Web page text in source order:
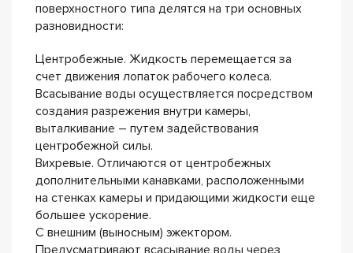
поверхностного типа делятся на три основных
разновидности:
Центробежные. Жидкость перемещается за
счет движения лопаток рабочего колеса.
Всасывание воды осуществляется посредством
создания разрежения внутри камеры,
выталкивание – путем задействования
центробежной силы.
Вихревые. Отличаются от центробежных
дополнительными канавками, расположенными
на стенках камеры и придающими жидкости еще
большее ускорение.
С внешним (выносным) эжектором.
Предусматривают всасывание воды через